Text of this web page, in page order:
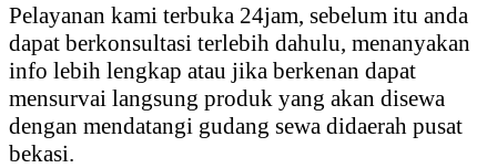
Pelayanan kami terbuka 24jam, sebelum itu anda
dapat berkonsultasi terlebih dahulu, menanyakan
info lebih lengkap atau jika berkenan dapat
mensurvai langsung produk yang akan disewa
dengan mendatangi gudang sewa didaerah pusat
bekasi.